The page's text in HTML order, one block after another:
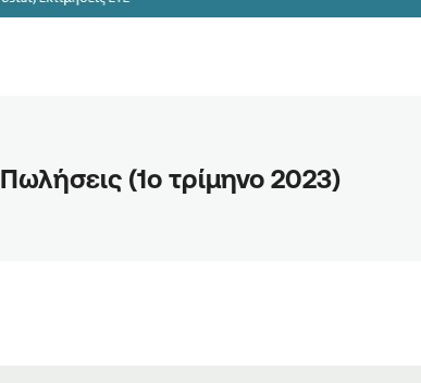
Πωλήσεις (1ο τρίμηνο 2023)